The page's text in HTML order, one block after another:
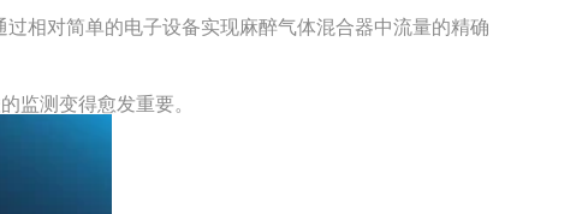
过相对简单的电子设备实现麻醉气体混合器中流量的精确
监测变得愈发重要。